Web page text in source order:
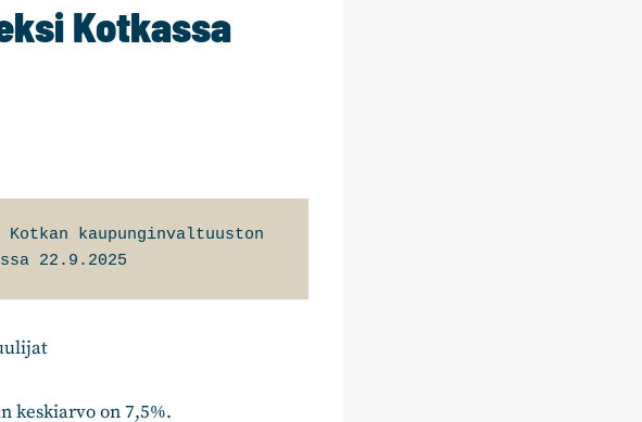
Kotkassa
Kotkan kaupunginvaltuuston
22.9.2025
keskiarvo on 7,5%.